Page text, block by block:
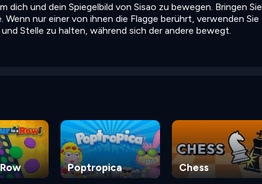
dich und dein Spiegelbild von Sisao zu bewegen. Bringen Sie
nur einer von ihnen die Flagge berührt, verwenden Sie
Stelle zu halten, während sich der andere bewegt.
Poptropica Chess